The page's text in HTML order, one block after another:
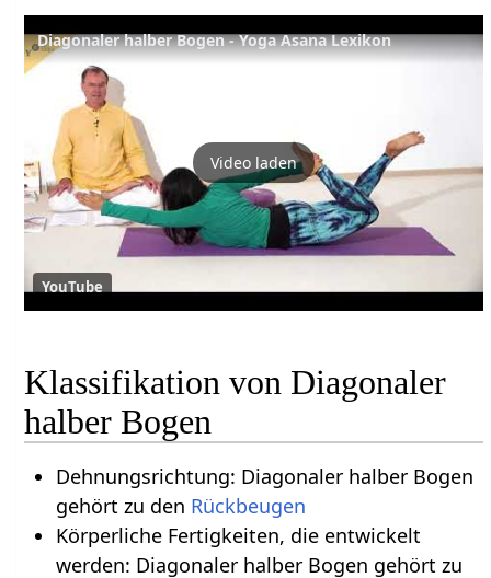
Diagonaler halber Bogen - Yoga Asana Lexikon
Video laden
YouTube
Klassifikation von Diagonaler
halber Bogen
Dehnungsrichtung: Diagonaler halber Bogen
gehört zu den Rückbeugen
Körperliche Fertigkeiten, die entwickelt
werden: Diagonaler halber Bogen gehört zu